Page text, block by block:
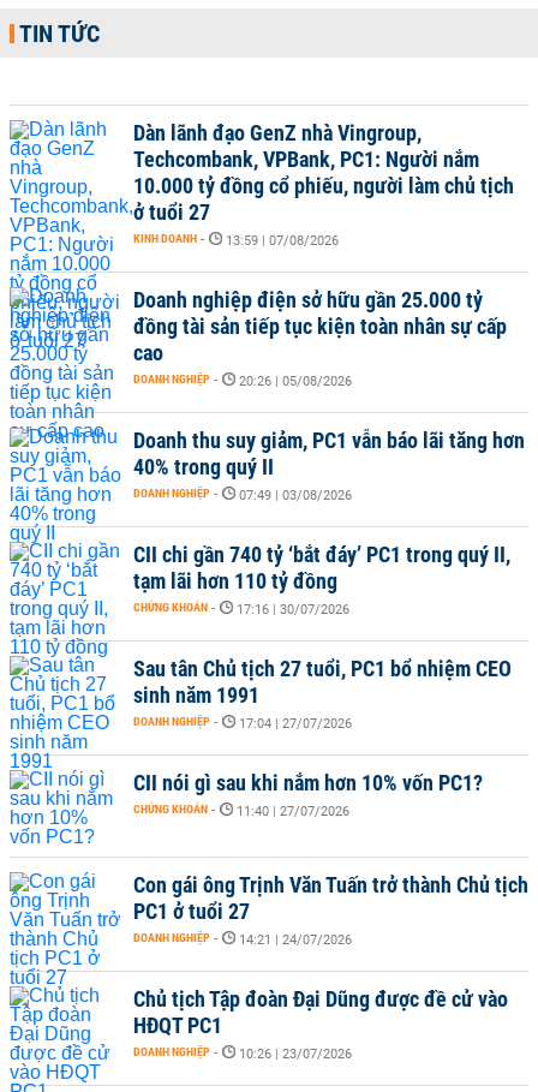
TIN TỨC
Dàn lãnh đạo GenZ nhà Vingroup,
Techcombank, VPBank, PC1: Người nắm
10.000 tỷ đồng cổ phiếu, người làm chủ tịch
ở tuổi 27
KINH DOANH - 13:59 | 07/08/2026
Doanh nghiệp điện sở hữu gần 25.000 tỷ
đồng tài sản tiếp tục kiện toàn nhân sự cấp
cao
DOANH NGHIỆP - 20:26 | 05/08/2026
Doanh thu suy giảm, PC1 vẫn báo lãi tăng hơn
40% trong quý II
DOANH NGHIỆP - 07:49 | 03/08/2026
CII chi gần 740 tỷ ‘bắt đáy’ PC1 trong quý II,
tạm lãi hơn 110 tỷ đồng
CHỨNG KHOÁN - 17:16 | 30/07/2026
Sau tân Chủ tịch 27 tuổi, PC1 bổ nhiệm CEO
sinh năm 1991
DOANH NGHIỆP - 17:04 | 27/07/2026
CII nói gì sau khi nắm hơn 10% vốn PC1?
CHỨNG KHOÁN - 11:40 | 27/07/2026
Con gái ông Trịnh Văn Tuấn trở thành Chủ tịch
PC1 ở tuổi 27
DOANH NGHIỆP - 14:21 | 24/07/2026
Chủ tịch Tập đoàn Đại Dũng được đề cử vào
HĐQT PC1
DOANH NGHIỆP - 10:26 | 23/07/2026